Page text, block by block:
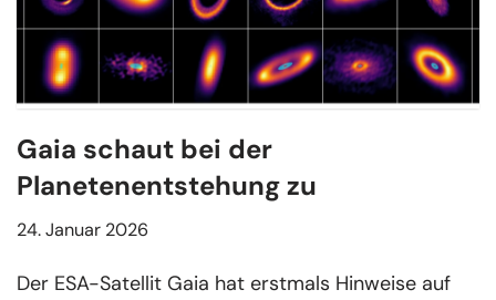
Gaia schaut bei der
Planetenentstehung zu
24. Januar 2026
Der ESA-Satellit Gaia hat erstmals Hinweise auf